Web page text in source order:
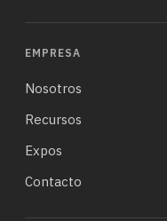
EMPRESA
Nosotros
Recursos
Expos
Contacto